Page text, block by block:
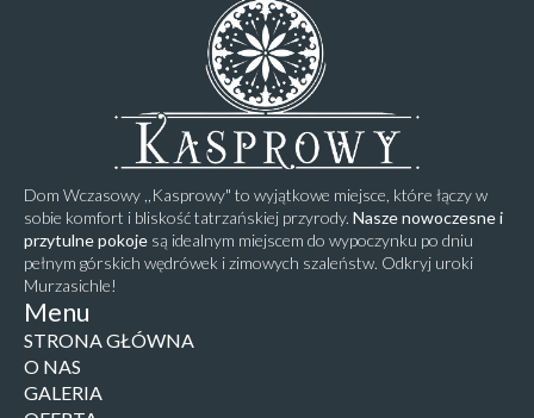
Dom Wczasowy ,,Kasprowy" to wyjątkowe miejsce, które łączy w
sobie komfort i bliskość tatrzańskiej przyrody. Nasze nowoczesne i
przytulne pokoje są idealnym miejscem do wypoczynku po dniu
pełnym górskich wędrówek i zimowych szaleństw. Odkryj uroki
Murzasichle!
Menu
STRONA GŁÓWNA
O NAS
GALERIA